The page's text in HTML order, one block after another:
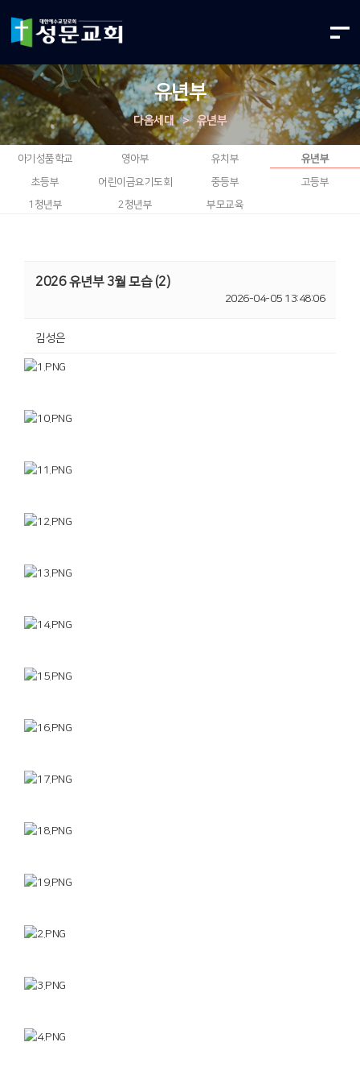
유년부
다음세대 > 유년부
아기성품학교 영아부 유치부 유년부
초등부 어린이금요기도회 중등부
고등부
1청년부
2청년부 부모교육
2026 유년부 3월 모습 (2)
2026-04-05 13:48:06
김성은